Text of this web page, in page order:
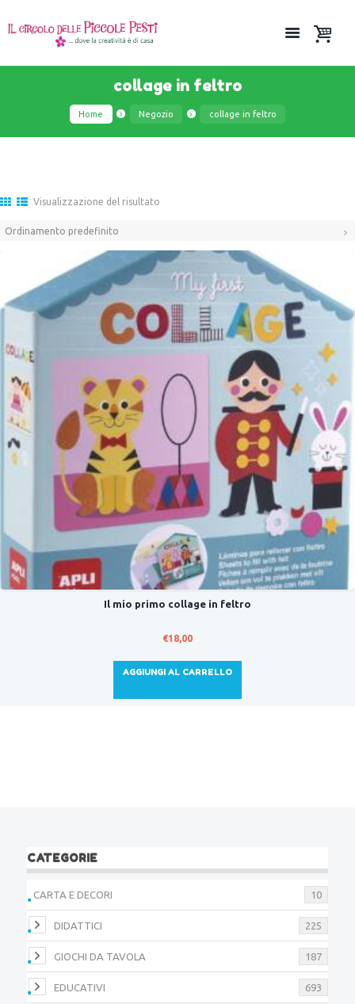
collage in feltro
Home Negozio collage in feltro
Visualizzazione del risultato
Il mio primo collage in feltro
€18,00
AGGIUNGI AL CARRELLO
CATEGORIE
CARTA E DECORI 10
DIDATTICI 225
GIOCHI DA TAVOLA 187
EDUCATIVI 693